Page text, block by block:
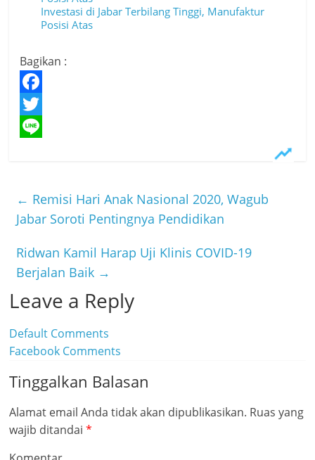
Investasi di Jabar Terbilang Tinggi, Manufaktur
Posisi Atas
Bagikan :
F
a
o
k
T
t
r
e
← Remisi Hari Anak Nasional 2020, Wagub
Jabar Soroti Pentingnya Pendidikan
Ridwan Kamil Harap Uji Klinis COVID-19
Berjalan Baik →
Leave a Reply
Default Comments
Facebook Comments
Tinggalkan Balasan
Alamat email Anda tidak akan dipublikasikan. Ruas yang
wajib ditandai*